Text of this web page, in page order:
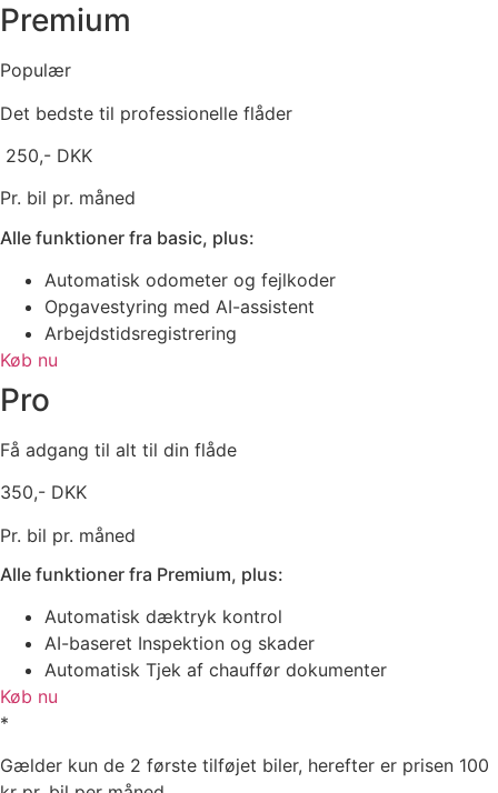
Premium
Populær
Det bedste til professionelle flåder
250,- DKK
Pr. bil pr. måned
Alle funktioner fra basic, plus:
Automatisk odometer og fejlkoder
Opgavestyring med AI-assistent
Arbejdstidsregistrering
Køb nu
Pro
Få adgang til alt til din flåde
350,- DKK
Pr. bil pr. måned
Alle funktioner fra Premium, plus:
Automatisk dæktryk kontrol
AI-baseret Inspektion og skader
Automatisk Tjek af chauffør dokumenter
Køb nu
*
Gælder kun de 2 første tilføjet biler, herefter er prisen 100